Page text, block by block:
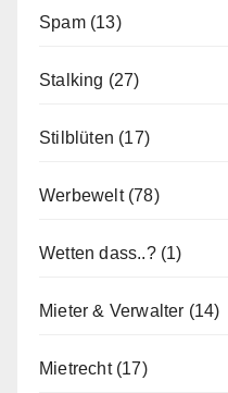
Spam(13)
Stalking (27)
Stilblüten (17)
Werbewelt(78)
Wetten dass..?(1)
Mieter & Verwalter (14)
Mietrecht(17)